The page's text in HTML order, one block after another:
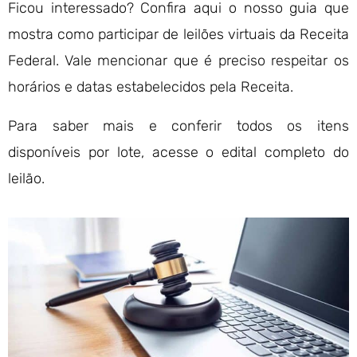
Ficou interessado? Confira aqui o nosso guia que
mostra como participar de leilões virtuais da Receita
Federal. Vale mencionar que é preciso respeitar os
horários e datas estabelecidos pela Receita.
Para saber mais e conferir todos os itens
disponíveis por lote, acesse o edital completo do
leilão.